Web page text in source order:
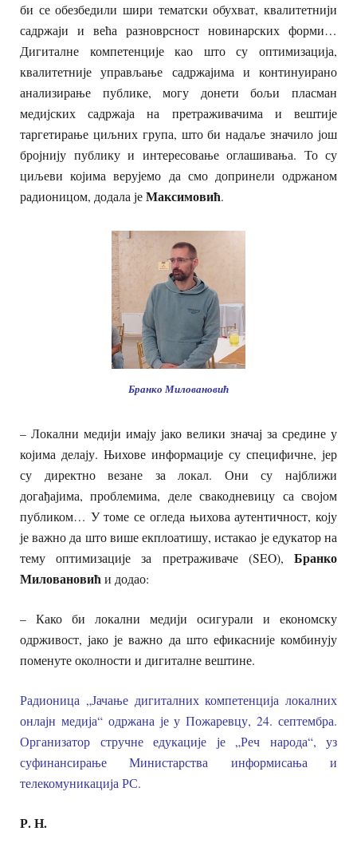
би се обезбедили шири тематски обухват, квалитетнији
садржаји и већа разноврсност новинарских форми…
Дигиталне компетенције као што су оптимизација,
квалитетније управљање садржајима и континуирано
анализирање публике, могу донети бољи пласман
медијских садржаја на претраживачима и вештије
таргетирање циљних група, што би надаље значило још
бројнију публику и интересовање оглашивања. То су
циљеви којима верујемо да смо допринели одржаном
радионицом, додала јеМаксимовић.
Бранко Миловановић
– Локални медији имају јако велики значај за средине у
којима делају. Њихове информације су специфичне, јер
су директно везане за локал. Они су најближи
догађајима, проблемима, деле свакодневицу са својом
публиком… У томе се огледа њихова аутентичност, коју
је важно да што више екплоатишу, истакао је едукатор на
тему оптимизације за претраживаче (SEO), Бранко
Миловановић и додао:
– Како би локални медији осигурали и економску
одрживост, јако је важно да што ефикасније комбинују
поменуте околности и дигиталне вештине.
Радионица „Јачање дигиталних компетенција локалних
онлајн медија“ одржана је у Пожаревцу, 24. септембра.
Организатор стручне едукације је „Реч народа“, уз
суфинансирање Министарства информисања и
телекомуникација РС.
Р. Н.